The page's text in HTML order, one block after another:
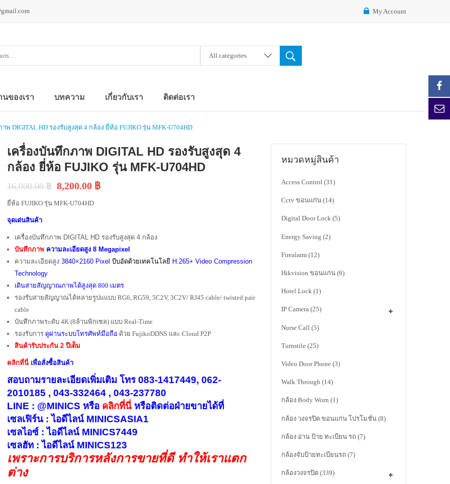
My Account
All categories
นของเรา บทความ เกี่ยวกับเรา ติดต่อเรา
พ DIGITAL HD รองรับสูงสุด 4 กล้อง ยี่ห้อ FUJIKO รุ่น MFK-U704HD
เครื่องบันทึกภาพ DIGITAL HD รองรับสูงสุด 4
กล้อง ยี่ห้อ FUJIKO รุ่น MFK-U704HD
16,000.00฿ 8,200.00 ฿
ยี่ห้อ FUJIKO รุ่น MFK-U704HD
จุดเด่นสินค้า
เครื่องบันทึกภาพ DIGITAL HD รองรับสูงสุด 4 กล้อง
บันทึกภาพ ความละเอียดสูง 8 Megapixel
ความละเอียดสูง 3840×2160 Pixel บีบอัดด้วยเทคโนโลยี H.265+ Video Compression
Technology
เดินสายสัญญาณภาพได้สูงสุด 800 เมตร
รองรับสายสัญญาณได้หลายรูปแแบบ RG6, RG59, 5C2V, 3C2V/ RJ45 cable/ twisted pair
cable
บันทึกภาพระดับ 4K (8ล้านพิกเซล) แบบ Real-Time
รองรับการ ดูผ่านระบบโทรศัพท์มือถือ ด้วย FujikoDDNS และ Cloud P2P
สินค้ารับประกัน 2 ปีเต็ม
คลิกที่นี่ เพื่อสั่งซื้อสินค้า
สอบถามรายละเอียดเพิ่มเติม โทร 083-1417449, 062-
2010185 , 043-332464 , 043-237780
LINE : @MINICS หรือ คลิกที่นี่ หรือติดต่อฝ่ายขายได้ที่
เซลเฟิร์น : ไอดีไลน์ MINICSASIA1
เซลไอซ์ : ไอดีไลน์ MINICS7449
เซลฮัท : ไอดีไลน์ MINICS123
เพราะการบริการหลังการขายที่ดี ทำให้เราแตก
ต่าง
หมวดหมู่สินค้า
Access Control (31)
Cctv ขอนแก่น (14)
Digital Door Lock (5)
Energy Saving (2)
Firealarm (12)
Hikvision ขอนแก่น (6)
Hotel Lock (1)
IP Camera (25)
Nurse Call (5)
Turnstile (25)
Video Door Phone (3)
Walk Through (14)
กล้อง Body Worn (1)
กล้อง วงจรปิด ขอนแก่น โปรโมชั่น (8)
กล้อง อ่าน ป้าย ทะเบียน รถ (7)
กล้องจับป้ายทะเบียนรถ (7)
กล้องวงจรปิด (339)